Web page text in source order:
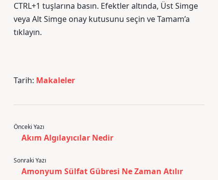
CTRL+1 tuşlarına basın. Efektler altında, Üst Simge
veya Alt Simge onay kutusunu seçin ve Tamam’a
tıklayın.
Tarih: Makaleler
Önceki Yazı
Akım Algılayıcılar Nedir
Sonraki Yazı
Amonyum Sülfat Gübresi Ne Zaman Atılır